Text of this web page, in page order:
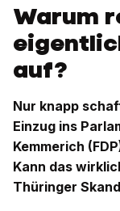
Warum
auf?
Nur knapp
Einzug ins
Kemmerich
Kann das
Thüringer